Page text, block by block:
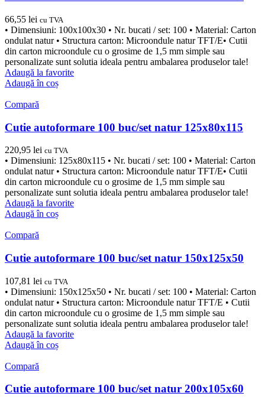
66,55 lei cu TVA
• Dimensiuni: 100x100x30 • Nr. bucati / set: 100 • Material: Carton
ondulat natur • Structura carton: Microondule natur TFT/E• Cutii
din carton microondule cu o grosime de 1,5 mm simple sau
personalizate sunt solutia ideala pentru ambalarea produselor tale!
Adaugă la favorite
Adaugă în coș
Compară
Cutie autoformare 100 buc/set natur 125x80x115
220,95 lei cu TVA
• Dimensiuni: 125x80x115 • Nr. bucati / set: 100 • Material: Carton
ondulat natur • Structura carton: Microondule natur TFT/E• Cutii
din carton microondule cu o grosime de 1,5 mm simple sau
personalizate sunt solutia ideala pentru ambalarea produselor tale!
Adaugă la favorite
Adaugă în coș
Compară
Cutie autoformare 100 buc/set natur 150x125x50
107,81 lei cu TVA
• Dimensiuni: 150x125x50 • Nr. bucati / set: 100 • Material: Carton
ondulat natur • Structura carton: Microondule natur TFT/E • Cutii
din carton microondule cu o grosime de 1,5 mm simple sau
personalizate sunt solutia ideala pentru ambalarea produselor tale!
Adaugă la favorite
Adaugă în coș
Compară
Cutie autoformare 100 buc/set natur 200x105x60